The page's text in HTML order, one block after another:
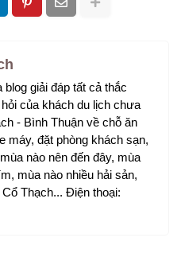
blog giải đáp tất cả thắc
của khách du lịch chưa
- Bình Thuận về chỗ ăn
máy, đặt phòng khách sạn,
nào nên đến đây, mùa
mùa nào nhiều hải sản,
Thạch... Điện thoại: